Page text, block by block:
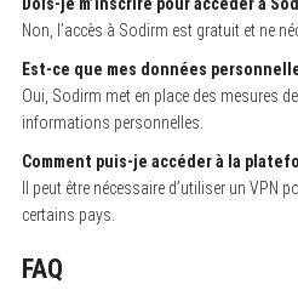
Non, l’accès à Sodirm est gratuit et ne
Est-ce que mes données
Oui, Sodirm met en place des mesures
informations personnelles.
Comment puis-je accéder à la
Il peut être nécessaire d’utiliser un VPN
certains pays.
FAQ